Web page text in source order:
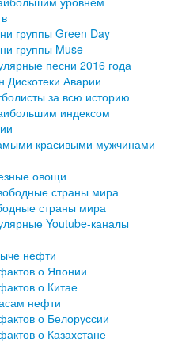
группы Green Day
группы Muse
песни 2016 года
Дискотеки Аварии
за всю историю
индексом
красивыми мужчинами
овощи
страны мира
страны мира
Youtube-каналы
нефти
о Японии
о Китае
нефти
о Белоруссии
о Казахстане